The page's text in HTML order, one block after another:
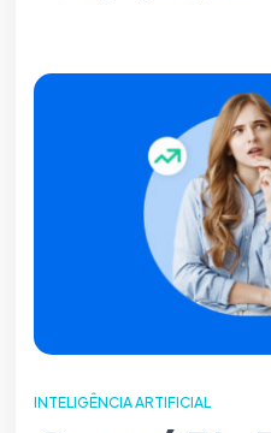
INTELIGÊNCIA ARTIFICIAL